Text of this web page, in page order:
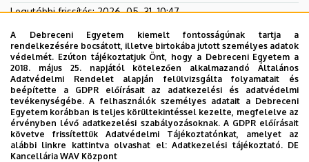
Legutóbbi frissítés: 2026. 05. 31. 10:47
A Debreceni Egyetem kiemelt fontosságúnak tartja a
rendelkezésére bocsátott, illetve birtokába jutott személyes adatok
védelmét. Ezúton tájékoztatjuk Önt, hogy a Debreceni Egyetem a
2018. május 25. napjától kötelezően alkalmazandó Általános
Adatvédelmi Rendelet alapján felülvizsgálta folyamatait és
beépítette a GDPR előírásait az adatkezelési és adatvédelmi
tevékenységébe. A felhasználók személyes adatait a Debreceni
Egyetem korábban is teljes körültekintéssel kezelte, megfelelve az
érvényben lévő adatkezelési szabályozásoknak. A GDPR előírásait
követve frissítettük Adatvédelmi Tájékoztatónkat, amelyet az
alábbi linkre kattintva olvashat el:Adatkezelési tájékoztató. DE
Kancellária WAV Központ